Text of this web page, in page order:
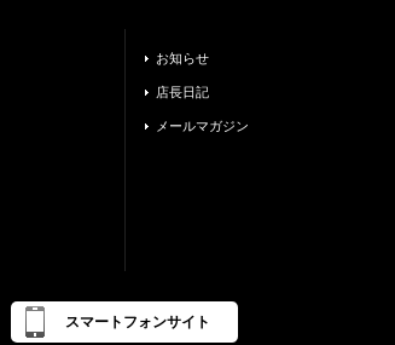
お知らせ
店長日記
メールマガジン
スマートフォンサイト